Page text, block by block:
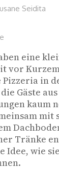
Seidita
eine
vor
in
Gäste
kaum
mit
Tränke
Idee, wie